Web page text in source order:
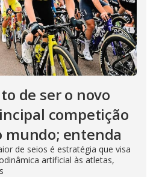
de ser o novo
competição
mundo; entenda
de seios é estratégia que visa
artificial às atletas,